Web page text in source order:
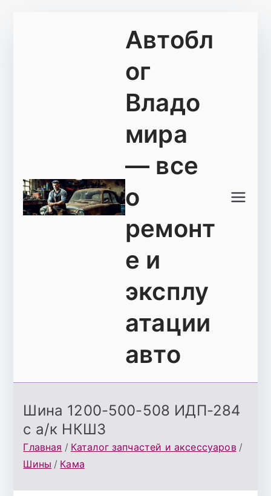
Автобл
ог
Владо
мира
— все
о
ремонт
е и
эксплу
атации
авто
Шина 1200-500-508 ИДП-284
с а/к НКШЗ
Главная
Каталог запчастей и аксессуаров
Шины
Кама